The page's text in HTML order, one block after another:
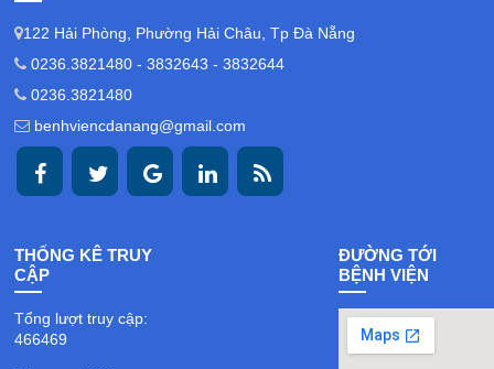
122 Hải Phòng, Phường Hải Châu, Tp Đà Nẵng
0236.3821480 - 3832643 - 3832644
0236.3821480
benhviencdanang@gmail.com
THỐNG KÊ TRUY
CẬP
Tổng lượt truy cập:
466469
ĐƯỜNG TỚI
BỆNH VIỆN